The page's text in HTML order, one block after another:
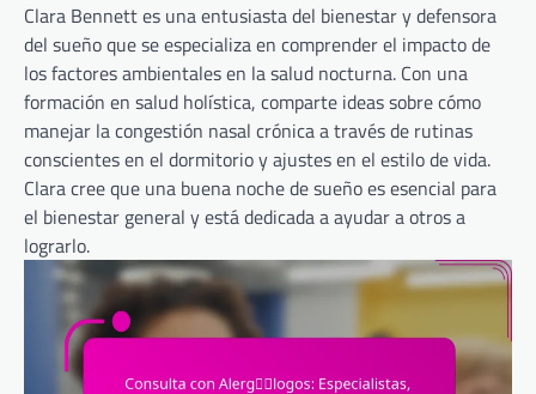
Clara Bennett es una entusiasta del bienestar y defensora
del sueño que se especializa en comprender el impacto de
los factores ambientales en la salud nocturna. Con una
formación en salud holística, comparte ideas sobre cómo
manejar la congestión nasal crónica a través de rutinas
conscientes en el dormitorio y ajustes en el estilo de vida.
Clara cree que una buena noche de sueño es esencial para
el bienestar general y está dedicada a ayudar a otros a
lograrlo.